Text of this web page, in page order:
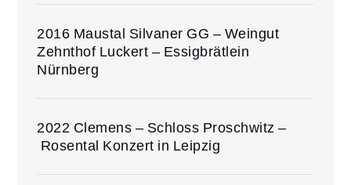
2016 Maustal Silvaner GG – Weingut
Zehnthof Luckert – Essigbrätlein
Nürnberg
2022 Clemens – Schloss Proschwitz –
Rosental Konzert in Leipzig